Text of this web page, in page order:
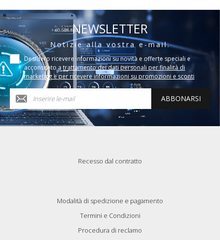
NEWSLETTER
Notizie alla vostra e-mail.
Desidero ricevere informazioni su novità e offerte speciali e
acconsento a trattamento dei dati personali per finalità di
marketing e per ricevere informazioni su promozioni e sconti
ABBONARSI
Recesso dal contratto
Modalità di spedizione e pagamento
Termini e Condizioni
Procedura di reclamo